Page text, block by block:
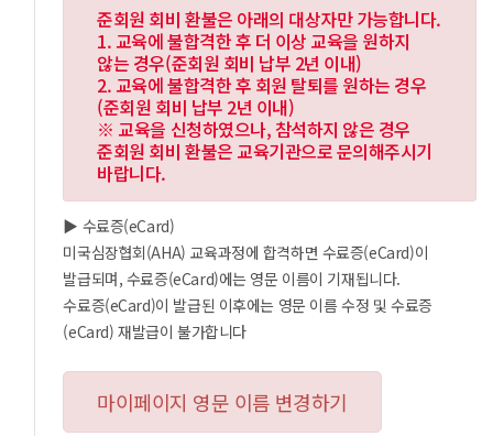
준회원 회비 환불은 아래의 대상자만 가능합니다.
1. 교육에 불합격한 후 더 이상 교육을 원하지
않는 경우(준회원 회비 납부 2년 이내)
2. 교육에 불합격한 후 회원 탈퇴를 원하는 경우
(준회원 회비 납부 2년 이내)
※ 교육을 신청하였으나, 참석하지 않은 경우
준회원 회비 환불은 교육기관으로 문의해주시기
바랍니다.
▶ 수료증(eCard)
미국심장협회(AHA) 교육과정에 합격하면 수료증(eCard)이
발급되며, 수료증(eCard)에는 영문 이름이 기재됩니다.
수료증(eCard)이 발급된 이후에는 영문 이름 수정 및 수료증
(eCard) 재발급이 불가합니다
마이페이지 영문 이름 변경하기